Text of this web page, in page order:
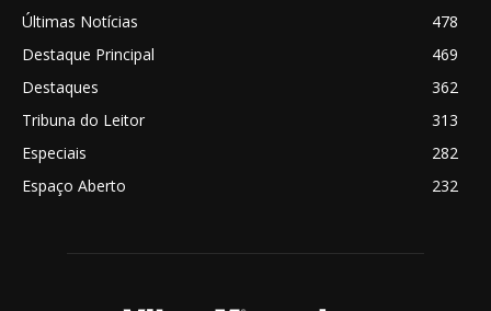
Últimas Notícias
478
Destaque Principal
469
Destaques
362
Tribuna do Leitor
313
Especiais
282
Espaço Aberto
232